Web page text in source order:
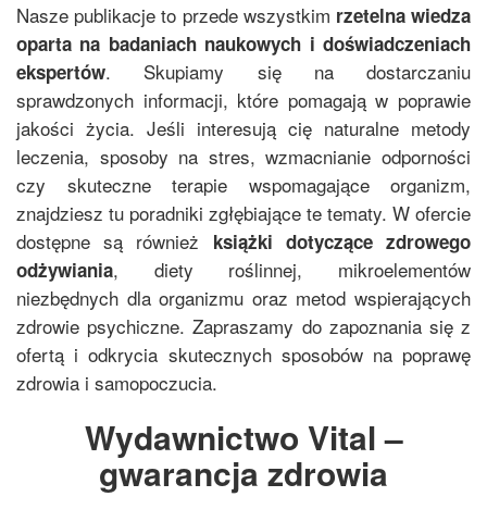
Nasze publikacje to przede wszystkim rzetelna wiedza
oparta na badaniach naukowych i doświadczeniach
ekspertów. Skupiamy się na dostarczaniu
sprawdzonych informacji, które pomagają w poprawie
jakości życia. Jeśli interesują cię naturalne metody
leczenia, sposoby na stres, wzmacnianie odporności
czy skuteczne terapie wspomagające organizm,
znajdziesz tu poradniki zgłębiające te tematy. W ofercie
dostępne są również książki dotyczące zdrowego
odżywiania, diety roślinnej, mikroelementów
niezbędnych dla organizmu oraz metod wspierających
zdrowie psychiczne. Zapraszamy do zapoznania się z
ofertą i odkrycia skutecznych sposobów na poprawę
zdrowia i samopoczucia.
Wydawnictwo Vital –
gwarancja zdrowia